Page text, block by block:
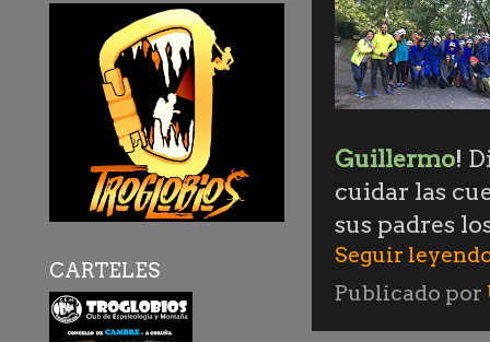
Guillermo!
cuidar las
sus padres
Seguir
Publicado por
CARTELES